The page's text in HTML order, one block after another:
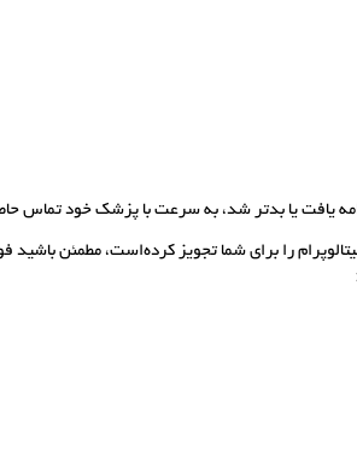
یافت یا بدتر شد، به سرعت با پزشک خود تماس
را برای شما تجویز کرده‌است، مطمئن